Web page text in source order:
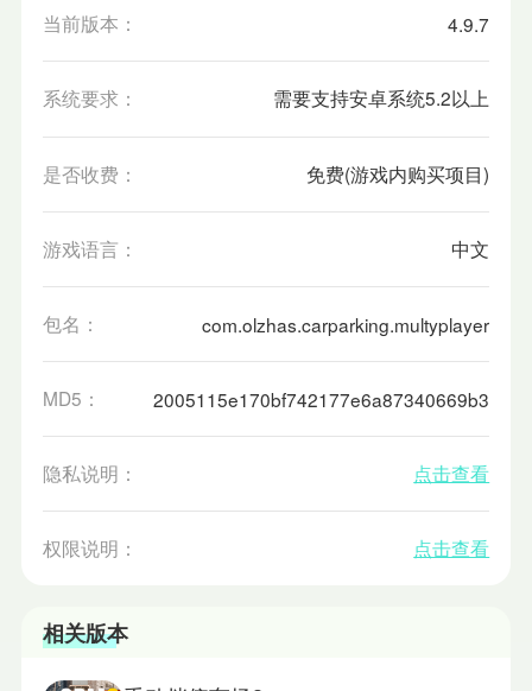
当前版本： 4.9.7
系统要求： 需要支持安卓系统5.2以上
是否收费： 免费(游戏内购买项目)
游戏语言： 中文
包名： com.olzhas.carparking.multyplayer
MD5： 2005115e170bf742177e6a87340669b3
隐私说明： 点击查看
权限说明： 点击查看
相关版本